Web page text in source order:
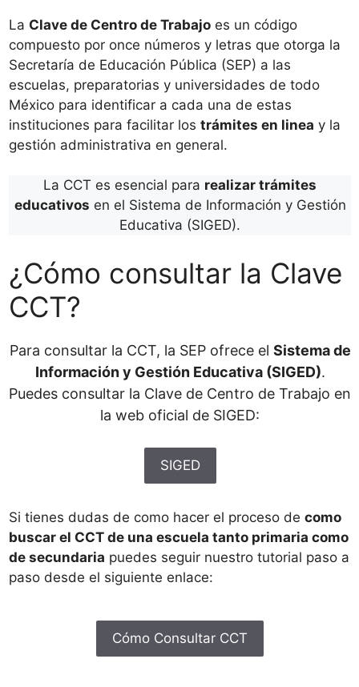
La Clave de Centro de Trabajo es un código
compuesto por once números y letras que otorga la
Secretaría de Educación Pública (SEP) a las
escuelas, preparatorias y universidades de todo
México para identificar a cada una de estas
instituciones para facilitar los trámites en linea y la
gestión administrativa en general.
La CCT es esencial para realizar trámites
educativos en el Sistema de Información y Gestión
Educativa (SIGED).
¿Cómo consultar la Clave
CCT?
Para consultar la CCT, la SEP ofrece el Sistema de
Información y Gestión Educativa (SIGED).
Puedes consultar la Clave de Centro de Trabajo en
la web oficial de SIGED:
SIGED
Si tienes dudas de como hacer el proceso de como
buscar el CCT de una escuela tanto primaria como
de secundaria puedes seguir nuestro tutorial paso a
paso desde el siguiente enlace:
Cómo Consultar CCT